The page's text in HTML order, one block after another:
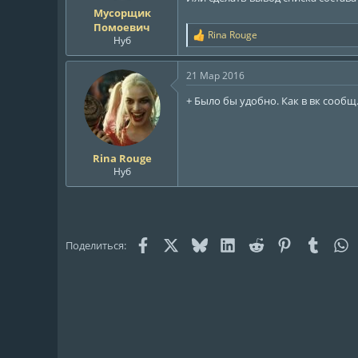
а
Мусорщик
Помоевич
Нуб
Р
е
а
к
и
Rina Rouge
Rina Rouge
Нуб
21 Мар 2016
+ Было бы удобно. Как в вк сообщ.
Поделиться: FacebookX (Twitter)
Bluesky LinkedInReddit PinterestTumblr